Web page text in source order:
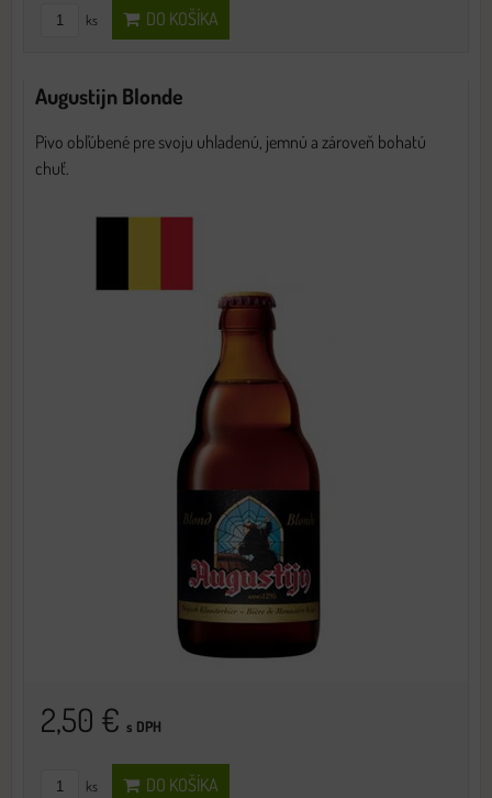
ks DO KOŠÍKA
Augustijn Blonde
Pivo obľúbené pre svoju uhladenú, jemnú a zároveň bohatú
chuť.
2,50 € s DPH
ks DO KOŠÍKA